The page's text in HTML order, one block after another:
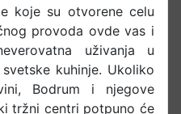
koje su otvorene celu
provoda ovde vas i
uživanja u
kuhinje. Ukoliko
Bodrum i njegove
tržni centri potpuno će